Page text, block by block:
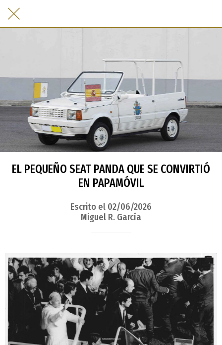
EL PEQUEÑO SEAT PANDA QUE SE CONVIRTIÓ
EN PAPAMÓVIL
Escrito el 02/06/2026
Miguel R. García